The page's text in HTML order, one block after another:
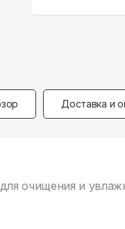
Доставка и
очищения и